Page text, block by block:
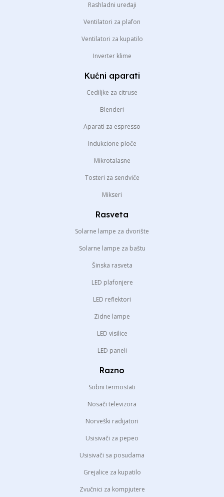
Rashladni uređaji
Ventilatori za plafon
Ventilatori za kupatilo
Inverter klime
Kućni aparati
Cediljke za citruse
Blenderi
Aparati za espresso
Indukcione ploče
Mikrotalasne
Tosteri za sendviče
Mikseri
Rasveta
Solarne lampe za dvorište
Solarne lampe za baštu
Šinska rasveta
LED plafonjere
LED reflektori
Zidne lampe
LED visilice
LED paneli
Razno
Sobni termostati
Nosači televizora
Norveški radijatori
Usisivači za pepeo
Usisivači sa posudama
Grejalice za kupatilo
Zvučnici za kompjutere